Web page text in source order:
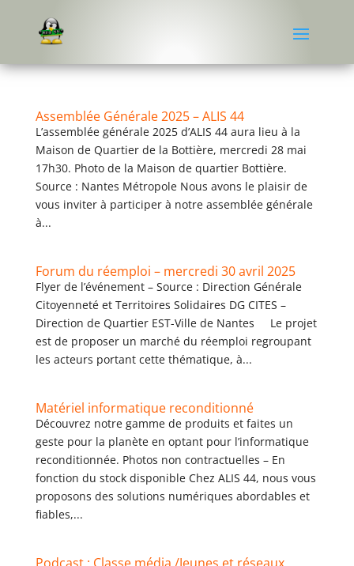
Assemblée Générale 2025 – ALIS 44
L’assemblée générale 2025 d’ALIS 44 aura lieu à la
Maison de Quartier de la Bottière, mercredi 28 mai
17h30. Photo de la Maison de quartier Bottière.
Source : Nantes Métropole Nous avons le plaisir de
vous inviter à participer à notre assemblée générale
à...
Forum du réemploi – mercredi 30 avril 2025
Flyer de l’événement – Source : Direction Générale
Citoyenneté et Territoires Solidaires DG CITES –
Direction de Quartier EST-Ville de Nantes Le projet
est de proposer un marché du réemploi regroupant
les acteurs portant cette thématique, à...
Matériel informatique reconditionné
Découvrez notre gamme de produits et faites un
geste pour la planète en optant pour l’informatique
reconditionnée. Photos non contractuelles – En
fonction du stock disponible Chez ALIS 44, nous vous
proposons des solutions numériques abordables et
fiables,...